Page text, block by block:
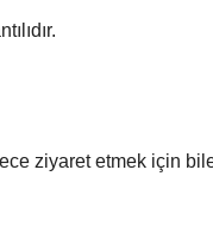
ziyaret etmek için